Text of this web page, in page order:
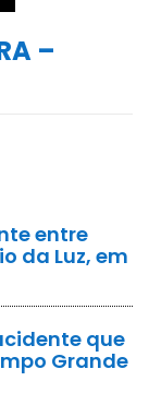
–
entre
da Luz, em
que
Grande